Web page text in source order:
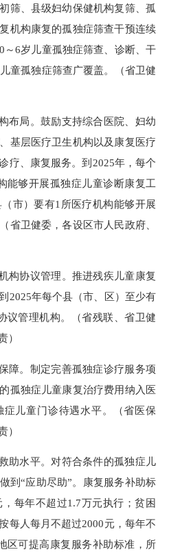
筛、县级妇幼保健机构复筛、孤
机构康复的孤独症筛查干预连续
6岁儿童孤独症筛查、诊断、干
童孤独症筛查广覆盖。（省卫健
局。鼓励支持综合医院、妇幼
基层医疗卫生机构以及康复医疗
疗、康复服务。到2025年，每个
能够开展孤独症儿童诊断康复工
市）要有1所医疗机构能够开展
省卫健委，各设区市人民政府、
协议管理。推进残疾儿童康复
2025年每个县（市、区）至少有
议管理机构。（省残联、省卫健
）
。制定完善孤独症诊疗服务项
孤独症儿童康复治疗费用纳入医
儿童门诊待遇水平。（省医保
）
水平。对符合条件的孤独症儿
到“应助尽助”。康复服务补助标
每年不超过1.7万元执行；贫困
每人每月不超过2000元，每年不
区可提高康复服务补助标准，所